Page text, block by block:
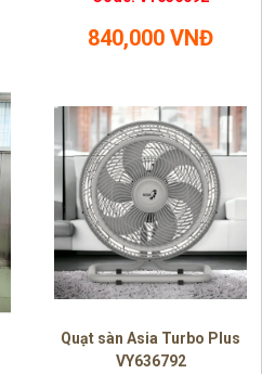
840,000 VNĐ
Quạt sàn Asia Turbo Plus
VY636792